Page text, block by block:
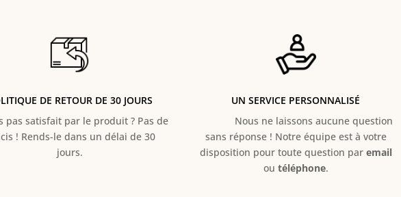
DE RETOUR DE 30 JOURS
pas satisfait par le produit ? Pas de
! Rends-le dans un délai de 30
jours.
UN SERVICE PERSONNALISÉ
Nous ne laissons aucune question
sans réponse ! Notre équipe est à votre
disposition pour toute question par email
ou téléphone.